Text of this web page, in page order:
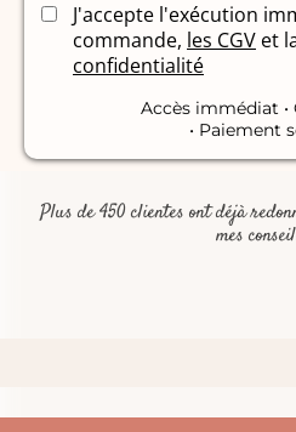
J'accepte l'exécution
commande, les CGV et
confidentialité
Accès immédiat •
• Paiement
Plus de 450 clientes ont déjà
mes